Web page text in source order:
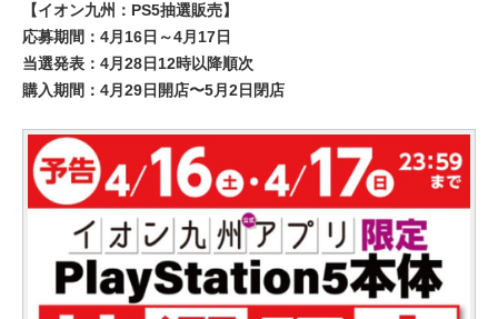
【イオン九州：PS5抽選販売】
応募期間：4月16日～4月17日
当選発表：4月28日12時以降順次
購入期間：4月29日開店〜5月2日閉店